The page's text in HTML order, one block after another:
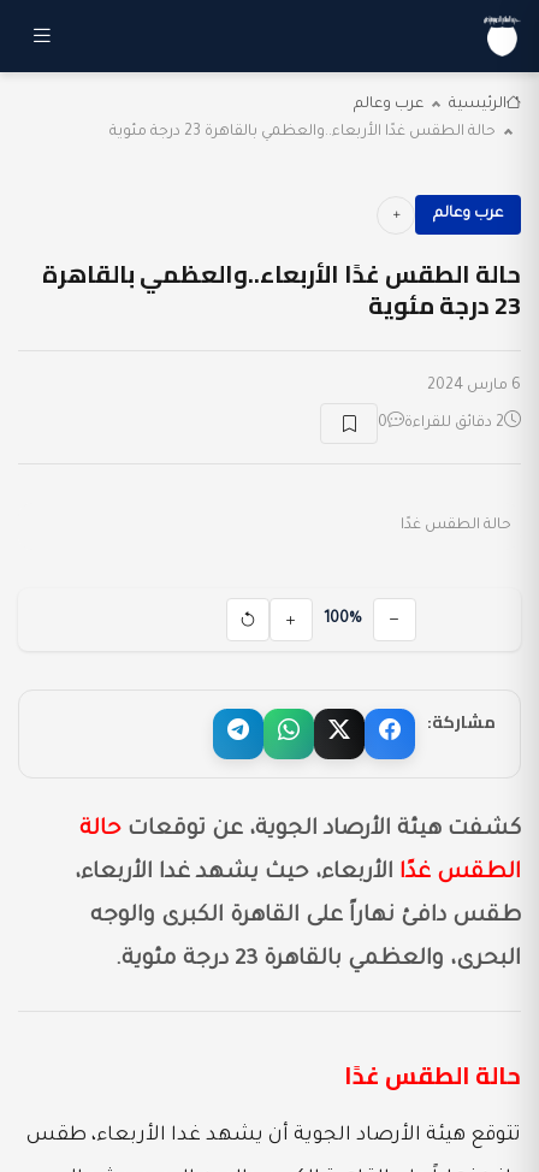
الرئيسية
عرب وعالم
حالة الطقس غدًا الأربعاء..والعظمي بالقاهرة 23 درجة مئوية
عرب وعالم
حالة الطقس غدًا الأربعاء..والعظمي بالقاهرة
23 درجة مئوية
6 مارس 2024
2 دقائق للقراءة 0
حالة الطقس غدًا
100%
مشاركة:
كشفت هيئة الأرصاد الجوية، عن توقعات حالة
الطقس غدًا الأربعاء، حيث يشهد غدا الأربعاء،
طقس دافئ نهاراً على القاهرة الكبرى والوجه
البحرى، والعظمي بالقاهرة 23 درجة مئوية.
حالة الطقس غدًا
تتوقع هيئة الأرصاد الجوية أن يشهد غدا الأربعاء، طقس